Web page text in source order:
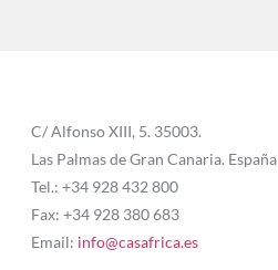
C/ Alfonso XIII, 5. 35003.
Las Palmas de Gran Canaria. España
Tel.: +34 928 432 800
Fax: +34 928 380 683
Email: info@casafrica.es